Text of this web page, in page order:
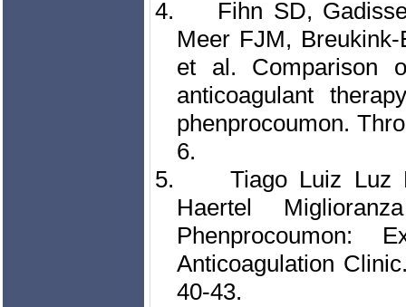
4.
Fihn SD,
Meer FJM,
et al. Comparison
anticoagulant
phenprocoumon.
6.
5.
Tiago Luiz Luz
Haertel
Phenprocoumon:
Anticoagulation
40-43.